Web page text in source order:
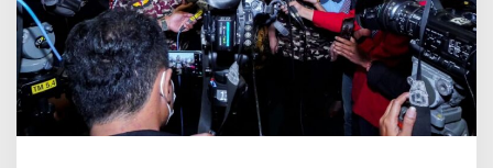
s
P
a
r
t
a